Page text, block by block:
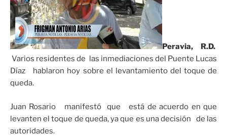
Peravia, R.D.
Varios residentes de las inmediaciones del Puente Lucas
Díaz hablaron hoy sobre el levantamiento del toque de
queda.
Juan Rosario manifestó que está de acuerdo en que
levanten el toque de queda, ya que es una decisión de las
autoridades.